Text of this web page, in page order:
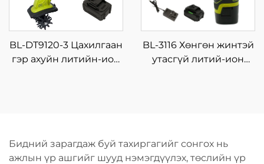
BL-DT9120-3 Цахилгаан
гэр ахуйн литийн-ион
BL-3116 Хөнгөн жинтэй
утасгүй литий-ион
Бидний зарагдаж буй тахиргагийг сонгох нь
ажлын үр ашгийг шууд нэмэгдүүлэх, төслийн үр